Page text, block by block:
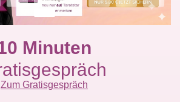
Minuten
Zum Gratisgespräch